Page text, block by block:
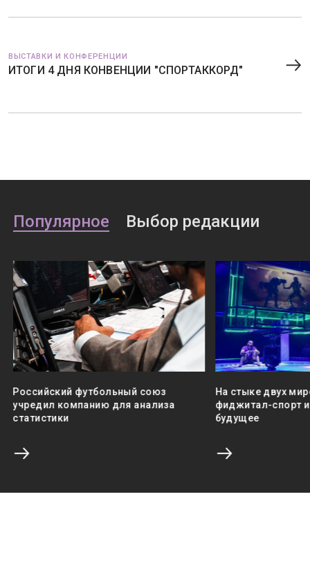
ВЫСТАВКИ И КОНФЕРЕНЦИИ
ИТОГИ 4 ДНЯ КОНВЕНЦИИ "СПОРТАККОРД"
Популярное Выбор редакции
Российский футбольный союз
учредил компанию для анализа
статистики
На стыке двух
фиджитал-спорт
будущее